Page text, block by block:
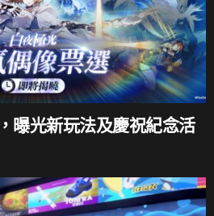
曝光新玩法及慶祝紀念活